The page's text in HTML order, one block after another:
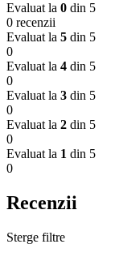
Evaluat la 0 din 5
0 recenzii
Evaluat la 5 din 5
0
Evaluat la 4 din 5
0
Evaluat la 3 din 5
0
Evaluat la 2 din 5
0
Evaluat la 1 din 5
0
Recenzii
Sterge filtre